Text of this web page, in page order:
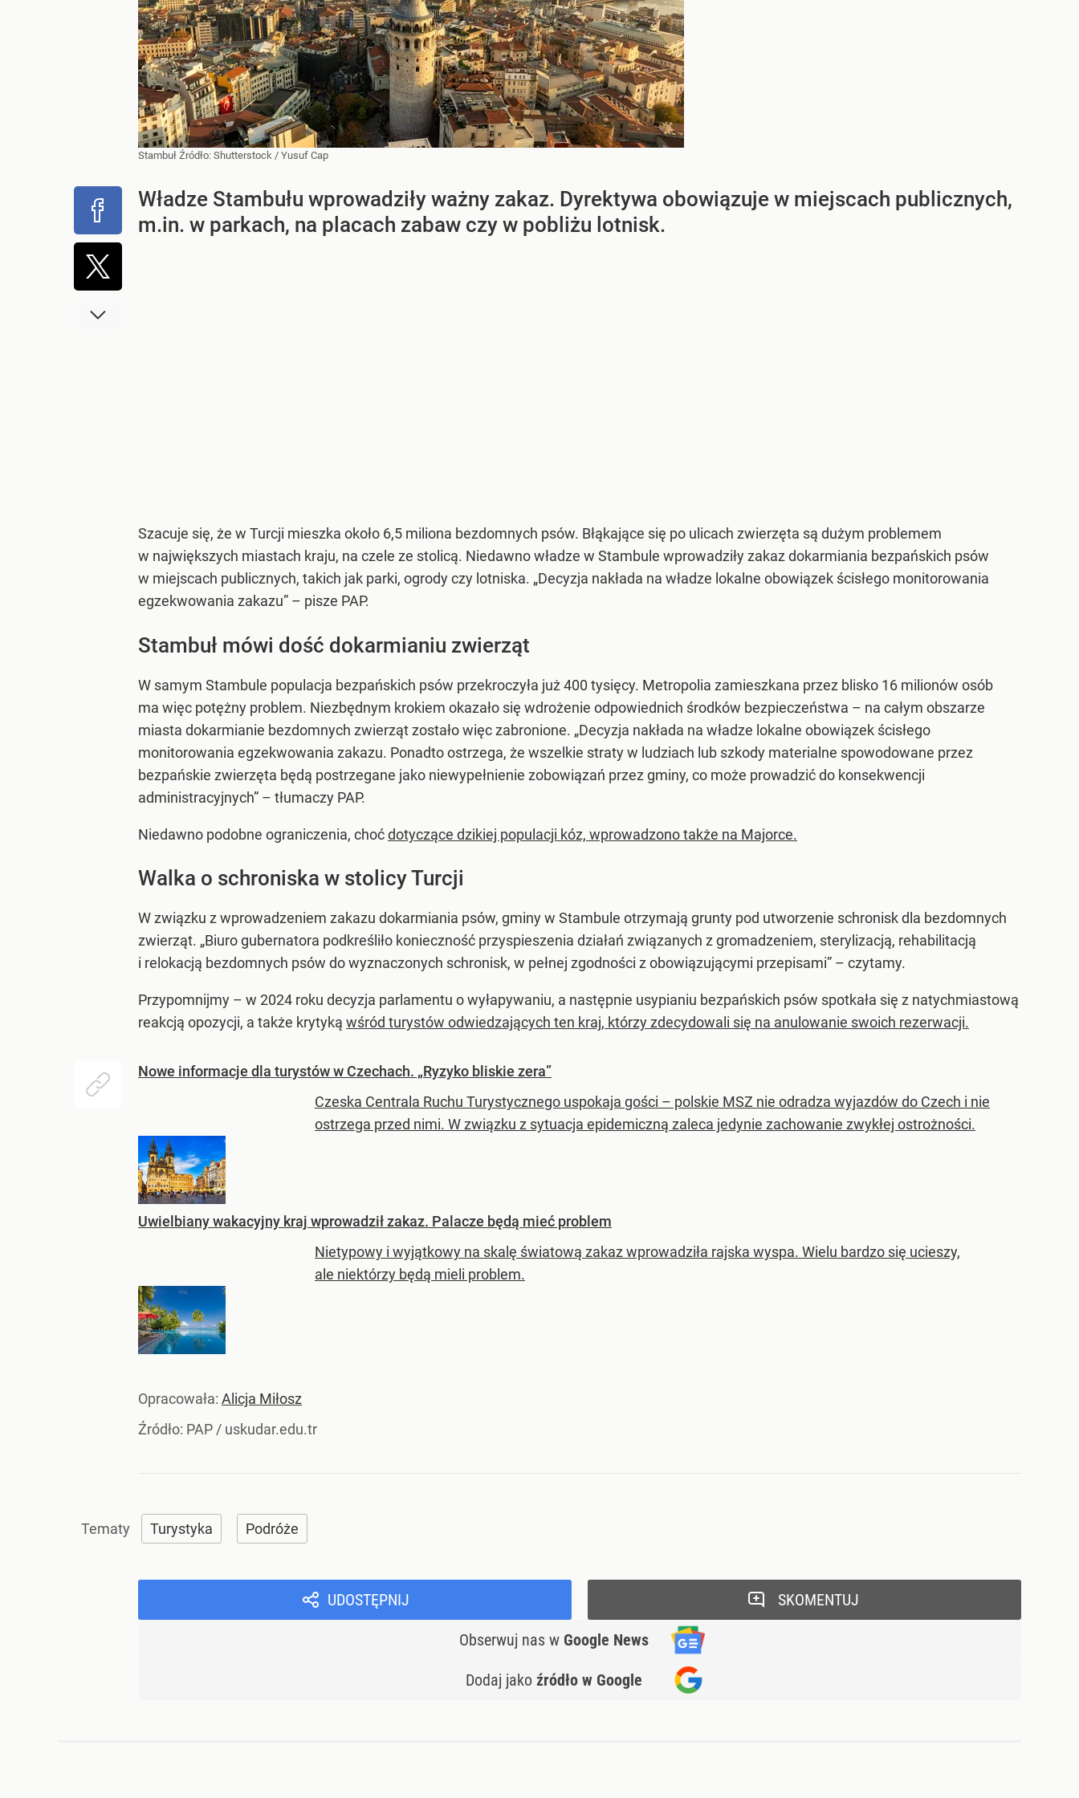
Stambuł Źródło: Shutterstock / Yusuf Cap
Władze Stambułu wprowadziły ważny zakaz. Dyrektywa obowiązuje w miejscach publicznych,
m.in. w parkach, na placach zabaw czy w pobliżu lotnisk.
Szacuje się, że w Turcji mieszka około 6,5 miliona bezdomnych psów. Błąkające się po ulicach zwierzęta są dużym problemem
w największych miastach kraju, na czele ze stolicą. Niedawno władze w Stambule wprowadziły zakaz dokarmiania bezpańskich psów
w miejscach publicznych, takich jak parki, ogrody czy lotniska. „Decyzja nakłada na władze lokalne obowiązek ścisłego monitorowania
egzekwowania zakazu” – pisze PAP.
Stambuł mówi dość dokarmianiu zwierząt
W samym Stambule populacja bezpańskich psów przekroczyła już 400 tysięcy. Metropolia zamieszkana przez blisko 16 milionów osób
ma więc potężny problem. Niezbędnym krokiem okazało się wdrożenie odpowiednich środków bezpieczeństwa – na całym obszarze
miasta dokarmianie bezdomnych zwierząt zostało więc zabronione. „Decyzja nakłada na władze lokalne obowiązek ścisłego
monitorowania egzekwowania zakazu. Ponadto ostrzega, że wszelkie straty w ludziach lub szkody materialne spowodowane przez
bezpańskie zwierzęta będą postrzegane jako niewypełnienie zobowiązań przez gminy, co może prowadzić do konsekwencji
administracyjnych” – tłumaczy PAP.
Niedawno podobne ograniczenia, choćdotyczące dzikiej populacji kóz, wprowadzono także na Majorce.
Walka o schroniska w stolicy Turcji
W związku z wprowadzeniem zakazu dokarmiania psów, gminy w Stambule otrzymają grunty pod utworzenie schronisk dla bezdomnych
zwierząt. „Biuro gubernatora podkreśliło konieczność przyspieszenia działań związanych z gromadzeniem, sterylizacją, rehabilitacją
i relokacją bezdomnych psów do wyznaczonych schronisk, w pełnej zgodności z obowiązującymi przepisami” – czytamy.
Przypomnijmy – w 2024 roku decyzja parlamentu o wyłapywaniu, a następnie usypianiu bezpańskich psów spotkała się z natychmiastową
reakcją opozycji, a także krytyką wśród turystów odwiedzających ten kraj, którzy zdecydowali się na anulowanie swoich rezerwacji.
Nowe informacje dla turystów w Czechach. „Ryzyko bliskie zera”
Czeska Centrala Ruchu Turystycznego uspokaja gości – polskie MSZ nie odradza wyjazdów do Czech i nie
ostrzega przed nimi. W związku z sytuacja epidemiczną zaleca jedynie zachowanie zwykłej ostrożności.
Uwielbiany wakacyjny kraj wprowadził zakaz. Palacze będą mieć problem
Nietypowy i wyjątkowy na skalę światową zakaz wprowadziła rajska wyspa. Wielu bardzo się ucieszy,
ale niektórzy będą mieli problem.
Opracowała: Alicja Miłosz
Źródło: PAP / uskudar.edu.tr
Turystyka Podróże
UDOSTĘPNIJ
Obserwuj nas w Google News
Dodaj jako źródło w Google
SKOMENTUJ